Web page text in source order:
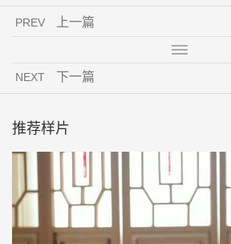
PREV 上一篇
NEXT 下一篇
推荐样片